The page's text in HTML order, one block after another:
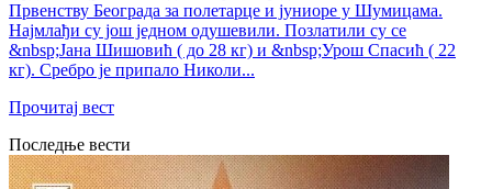
Првенству Београда за полетарце и јуниоре у Шумицама.
Најмлађи су још једном одушевили. Позлатили су се
&nbsp;Јана Шишовић ( до 28 кг) и &nbsp;Урош Спасић ( 22
кг). Сребро је припало Николи...
Прочитај вест
Последње вести